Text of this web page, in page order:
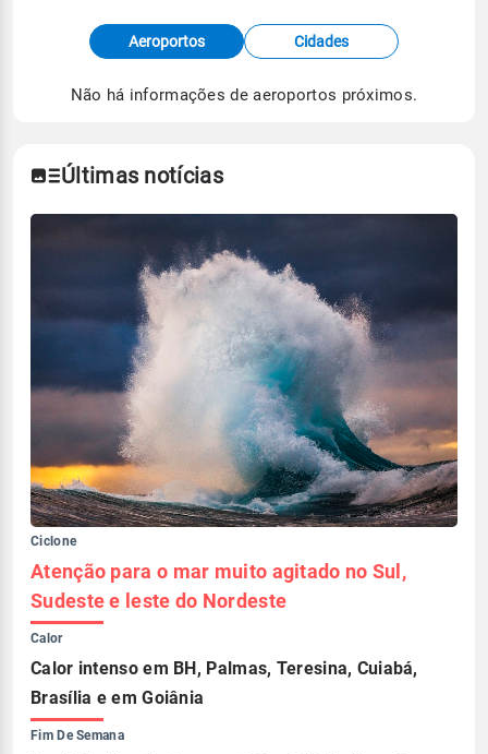
Fonte: dados combinados de estações
meteorológicas e satélite do Centro de Previsão
de Tempo e Estudos Climáticos (CPTEC).
Aeroportos Cidades
Não há informações de aeroportos próximos.
Últimas notícias
Ciclone
Atenção para o mar muito agitado no Sul,
Sudeste e leste do Nordeste
Calor
Calor intenso em BH, Palmas, Teresina, Cuiabá,
Brasília e em Goiânia
Fim De Semana